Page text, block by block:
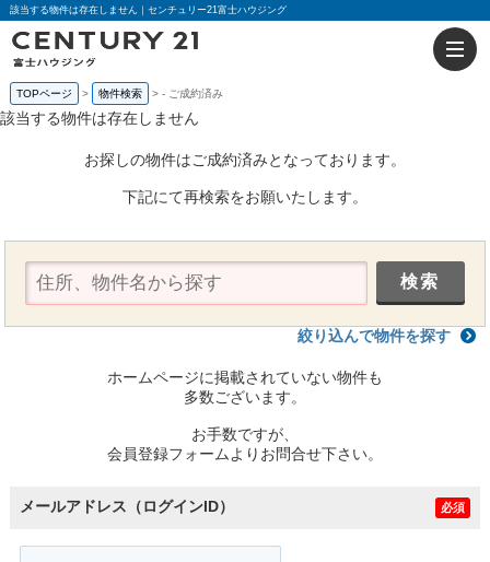
該当する物件は存在しません｜センチュリー21富士ハウジング
TOPページ 物件検索 - ご成約済み
該当する物件は存在しません
お探しの物件はご成約済みとなっております。
下記にて再検索をお願いたします。
絞り込んで物件を探す
ホームページに掲載されていない物件も
多数ございます。
お手数ですが、
会員登録フォームよりお問合せ下さい。
メールアドレス（ログインID） 必須